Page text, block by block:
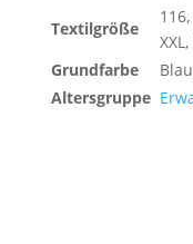
Textilgröße
XXL,
Grundfarbe
Altersgruppe